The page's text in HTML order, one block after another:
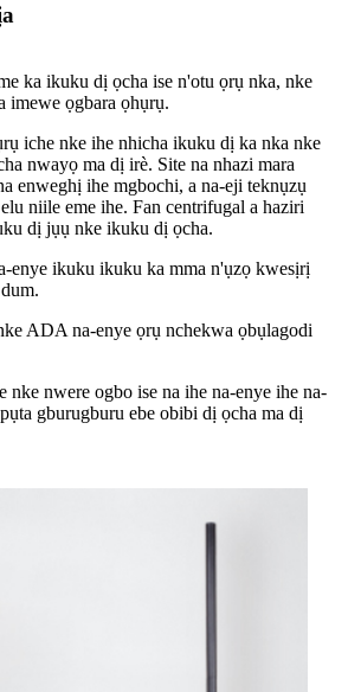
ka ikuku dị ọcha ise n'otu ọrụ nka, nke
imewe ọgbara ọhụrụ.
iche nke ihe nhicha ikuku dị ka nka nke
nwayọ ma dị irè. Site na nhazi mara
enweghị ihe mgbochi, a na-eji teknụzụ
niile eme ihe. Fan centrifugal a haziri
dị jụụ nke ikuku dị ọcha.
enye ikuku ikuku ka mma n'ụzọ kwesịrị
ADA na-enye ọrụ nchekwa ọbụlagodi
nke nwere ogbo ise na ihe na-enye ihe na-
gburugburu ebe obibi dị ọcha ma dị